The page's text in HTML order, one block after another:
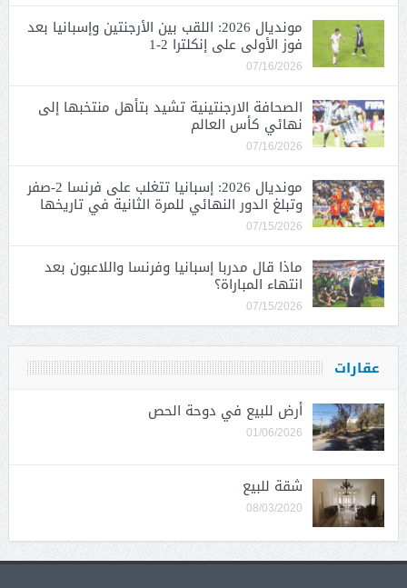
مونديال 2026: اللقب بين الأرجنتين وإسبانيا بعد
فوز الأولى على إنكلترا 2-1
07/16/2026
الصحافة الارجنتينية تشيد بتأهل منتخبها إلى
نهائي كأس العالم
07/16/2026
مونديال 2026: إسبانيا تتغلب على فرنسا 2-صفر
وتبلغ الدور النهائي للمرة الثانية في تاريخها
07/15/2026
ماذا قال مدربا إسبانيا وفرنسا واللاعبون بعد
انتهاء المباراة؟
07/15/2026
عقارات
أرض للبيع في دوحة الحص
01/06/2026
شقة للبيع
08/03/2020